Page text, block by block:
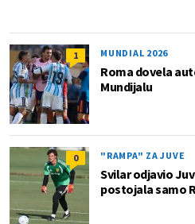
1 MUNDIAL 2026
Roma dovela
Mundijalu
0 "RAMPA" ZA JUVE
Svilar odjavio
postojala samo